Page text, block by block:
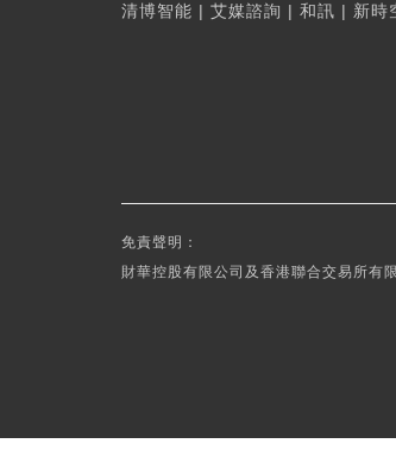
清博智能 | 艾媒諮詢 | 和訊 | 新時
免責聲明：
財華控股有限公司及香港聯合交易所有